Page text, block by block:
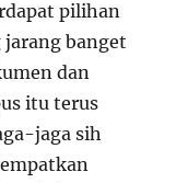
pilihan
banget
dan
itu terus
jaga sih